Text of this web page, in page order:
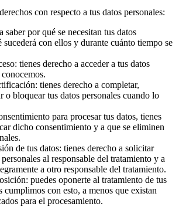
con respecto a tus datos personales:
saber por qué se necesitan tus datos
sucederá con ellos y durante cuánto tiempo se
tienes derecho a acceder a tus datos
tienes derecho a completar,
o bloquear tus datos personales cuando lo
para procesar tus datos, tienes
dicho consentimiento y a que se eliminen
de tus datos: tienes derecho a solicitar
al responsable del tratamiento y a
a otro responsable del tratamiento.
puedes oponerte al tratamiento de tus
cumplimos con esto, a menos que existan
para el procesamiento.